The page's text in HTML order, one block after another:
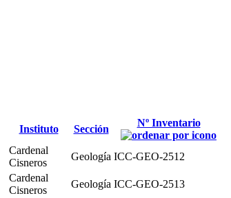
Instituto Sección
Nº Inventario
Cardenal
Cisneros
Geología ICC-GEO-2512
Cardenal
Cisneros
Geología ICC-GEO-2513